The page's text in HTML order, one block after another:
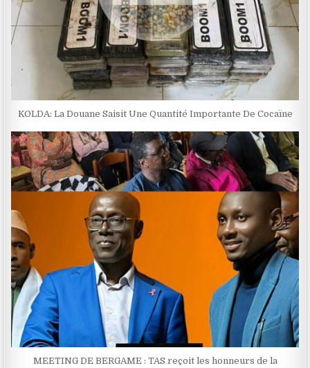
KOLDA: La Douane Saisit Une Quantité Importante De Cocaïne
MEETING DE BERGAME : TAS reçoit les honneurs de la